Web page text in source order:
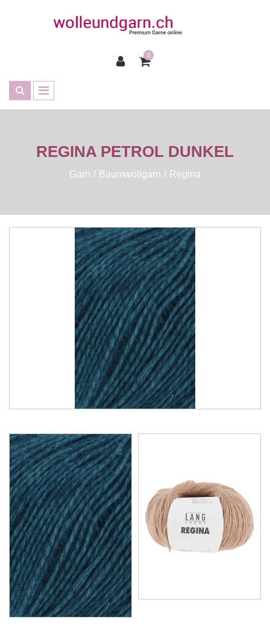
0
REGINA PETROL DUNKEL
Garn Baumwollgarn Regina